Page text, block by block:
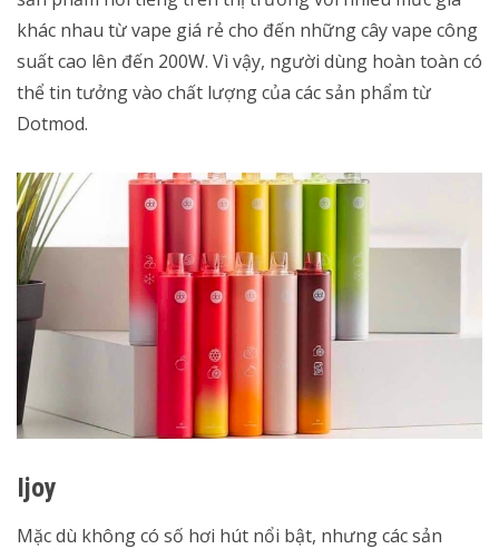
khác nhau từ vape giá rẻ cho đến những cây vape công
suất cao lên đến 200W. Vì vậy, người dùng hoàn toàn có
thể tin tưởng vào chất lượng của các sản phẩm từ
Dotmod.
Ijoy
Mặc dù không có số hơi hút nổi bật, nhưng các sản